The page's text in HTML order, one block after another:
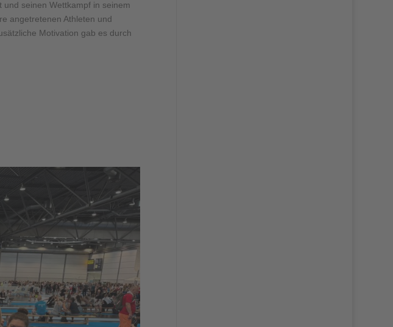
seinen Wettkampf in seinem
angetretenen Athleten und
Motivation gab es durch